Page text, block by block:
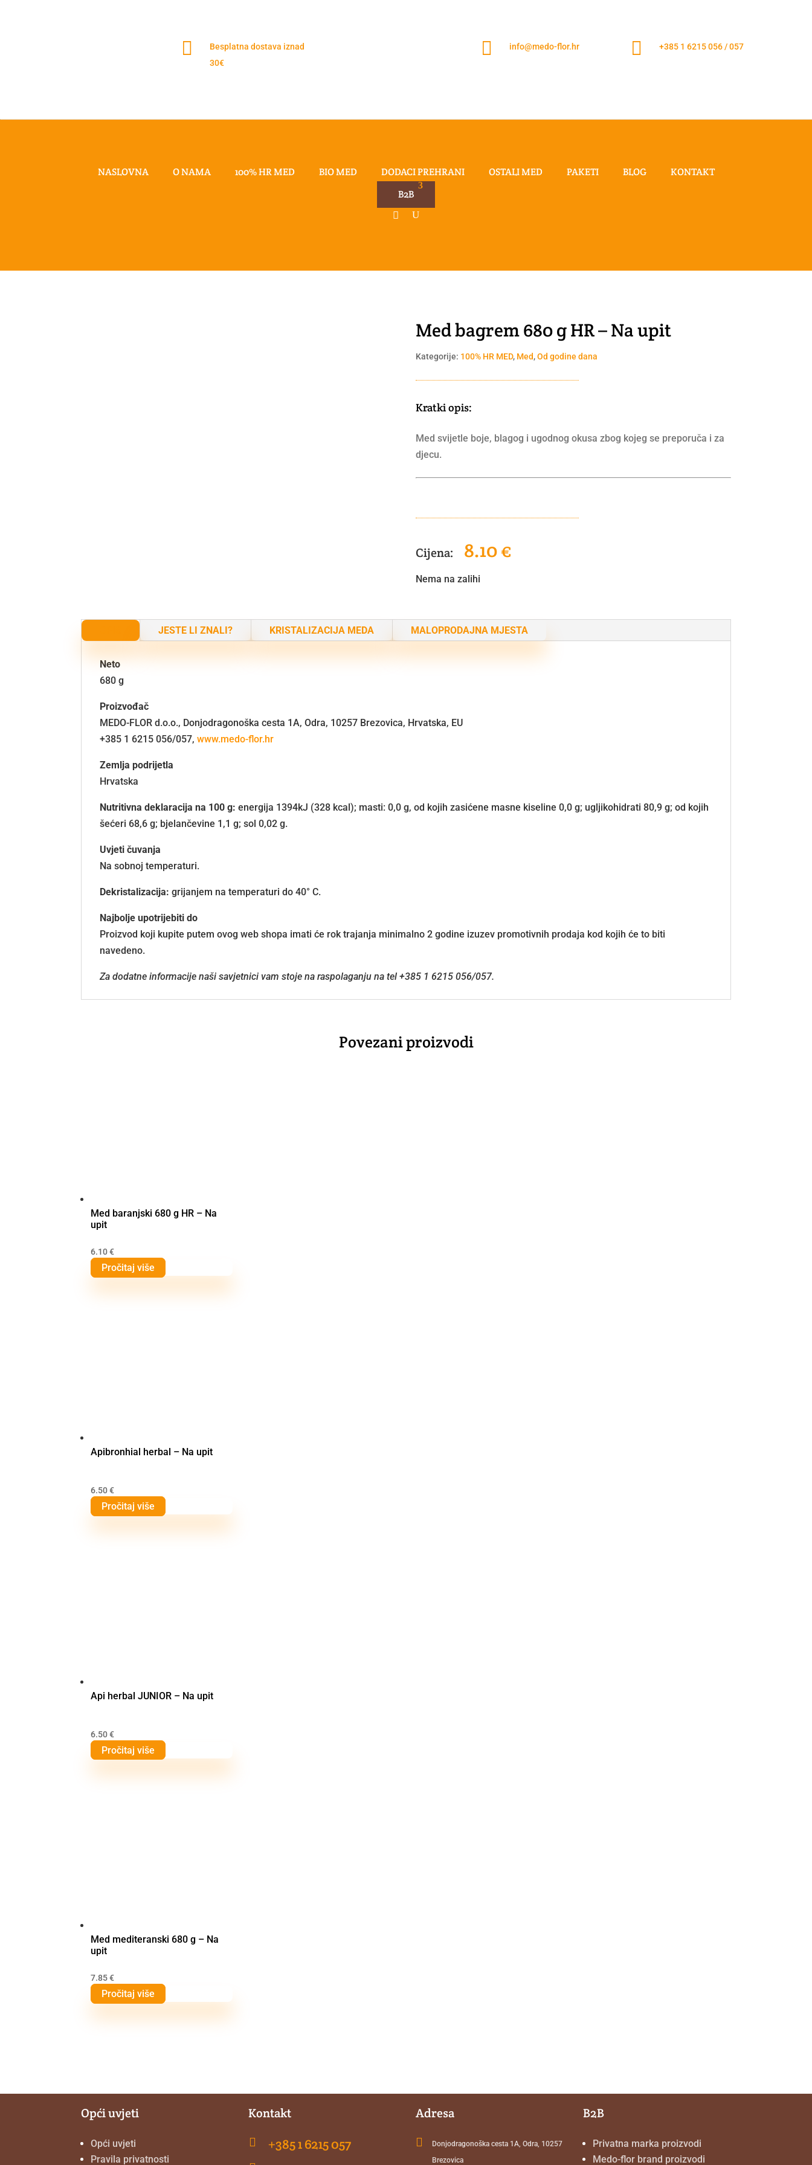

Besplatna dostava iznad
30€
 info@medo-flor.hr  +385 1 6215 056 / 057
NASLOVNA O NAMA 100% HR MED BIO MED DODACI PREHRANI OSTALI MED PAKETI BLOG
KONTAKT
B2B
Med bagrem 680 g HR – Na upit
Kategorije: 100% HR MED, Med,Od godine dana
Kratki opis:
Med svijetle boje, blagog i ugodnog okusa zbog kojeg se preporuča i za
djecu.
8.10€
Nema na zalihi
JESTE LI ZNALI? KRISTALIZACIJA MEDA MALOPRODAJNA MJESTA
Neto
680 g
Proizvođač
MEDO-FLOR d.o.o., Donjodragonoška cesta 1A, Odra, 10257 Brezovica, Hrvatska, EU
+385 1 6215 056/057,www.medo-flor.hr
Zemlja podrijetla
Hrvatska
Nutritivna deklaracija na 100 g:energija 1394kJ (328 kcal); masti: 0,0 g, od kojih zasićene masne kiseline 0,0 g; ugljikohidrati 80,9 g; od kojih
šećeri 68,6 g; bjelančevine 1,1 g; sol 0,02 g.
Uvjeti čuvanja
Na sobnoj temperaturi.
Dekristalizacija: grijanjem na temperaturi do 40° C.
Najbolje upotrijebiti do
Proizvod koji kupite putem ovog web shopa imati će rok trajanja minimalno 2 godine izuzev promotivnih prodaja kod kojih će to biti
navedeno.
Za dodatne informacije naši savjetnici vam stoje na raspolaganju na tel +385 1 6215 056/057.
Povezani proizvodi
Med baranjski 680 g HR – Na
upit
6.10€
Pročitaj više
Apibronhial herbal – Na upit
6.50€
Pročitaj više
Api herbal JUNIOR – Na upit
6.50€
Pročitaj više
Med mediteranski 680 g – Na
upit
7.85€
Pročitaj više
Opći uvjeti
Opći uvjeti
Pravila privatnosti
Kontakt
 +385 1 6215 057
Adresa

Donjodragonoška cesta 1A, Odra, 10257
Brezovica
B2B
Privatna marka proizvodi
Medo-flor brand proizvodi